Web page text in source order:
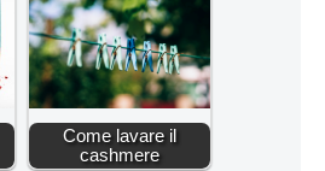
Come lavare il
cashmere